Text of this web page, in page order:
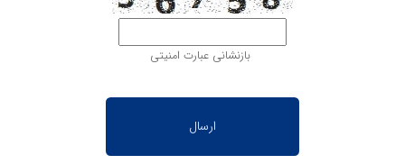
بازنشانی عبارت امنیتی